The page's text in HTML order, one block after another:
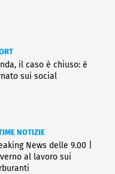
il caso è chiuso: è
sui social
NOTIZIE
News delle 9.00 |
al lavoro sui